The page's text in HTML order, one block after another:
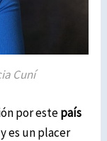
Cuní
por estepaís
es un placer